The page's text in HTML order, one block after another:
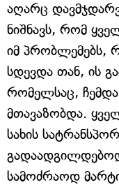
აღარც
ნიშნავს, რომ
იმ პრობლემებს,
სდევდა თან, ის
რომელსაც,
მთავაზობდა.
სახის
სამოძრაოდ